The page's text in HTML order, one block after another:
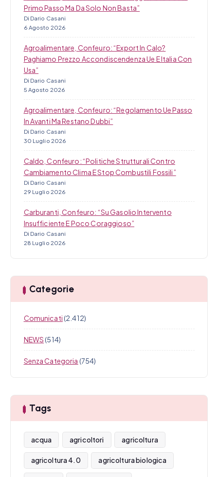
Primo Passo Ma Da Solo Non Basta”
Di Dario Casani
6 Agosto 2026
Agroalimentare, Confeuro: “Export In Calo?
Paghiamo Prezzo Accondiscendenza Ue E Italia Con
Usa”
Di Dario Casani
5 Agosto 2026
Agroalimentare, Confeuro: “Regolamento Ue Passo
In Avanti Ma Restano Dubbi”
Di Dario Casani
30 Luglio 2026
Caldo, Confeuro: “Politiche Strutturali Contro
Cambiamento Clima E Stop Combustili Fossili”
Di Dario Casani
29 Luglio 2026
Carburanti, Confeuro: “Su Gasolio Intervento
Insufficiente E Poco Coraggioso”
Di Dario Casani
28 Luglio 2026
Categorie
Comunicati(2.412)
NEWS(514)
Senza Categoria (754)
Tags
acqua agricoltori agricoltura
agricoltura 4.0 agricoltura biologica